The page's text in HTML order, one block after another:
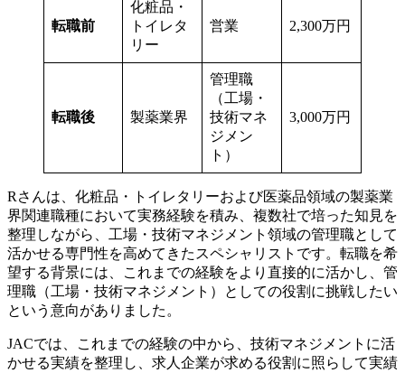
転職前
化粧品・
トイレタ
リー
営業 2,300万円
転職後 製薬業界
管理職
（工場・
技術マネ
ジメン
ト）
3,000万円
Rさんは、化粧品・トイレタリーおよび医薬品領域の製薬業
界関連職種において実務経験を積み、複数社で培った知見を
整理しながら、工場・技術マネジメント領域の管理職として
活かせる専門性を高めてきたスペシャリストです。転職を希
望する背景には、これまでの経験をより直接的に活かし、管
理職（工場・技術マネジメント）としての役割に挑戦したい
という意向がありました。
JACでは、これまでの経験の中から、技術マネジメントに活
かせる実績を整理し、求人企業が求める役割に照らして実績